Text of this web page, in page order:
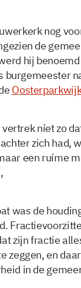
nog
de
hij
burgemeester
níet zo
zich had,
een ruíme
was de
zijn fractie
zeggen, en
in de